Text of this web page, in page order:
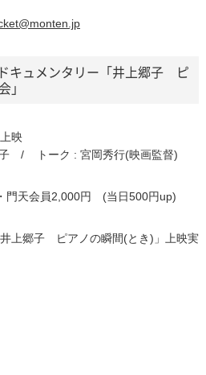
ュメンタリー「井上郷子 ピ
」
映
トーク : 宮岡秀行(映画監督)
門天会員2,000円 (当日500円up)
井上郷子 ピアノの瞬間(とき)」上映実